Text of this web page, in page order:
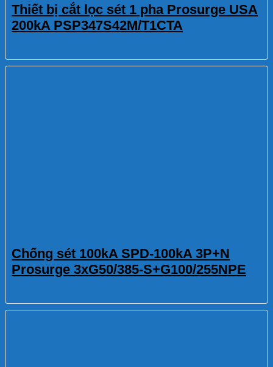
Thiết bị cắt lọc sét 1 pha Prosurge USA
200kA PSP347S42M/T1CTA
Chống sét 100kA SPD-100kA 3P+N
Prosurge 3xG50/385-S+G100/255NPE